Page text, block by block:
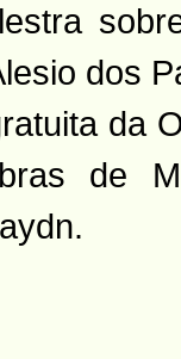
dos
da
de